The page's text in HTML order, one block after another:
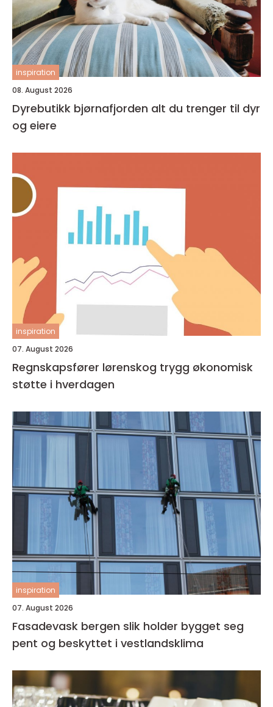
inspiration
08. August 2026
Dyrebutikk bjørnafjorden alt du trenger til dyr
og eiere
inspiration
07. August 2026
Regnskapsfører lørenskog trygg økonomisk
støtte i hverdagen
inspiration
07. August 2026
Fasadevask bergen slik holder bygget seg
pent og beskyttet i vestlandsklima